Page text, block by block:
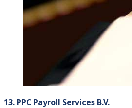
13. PPC Payroll Services B.V.